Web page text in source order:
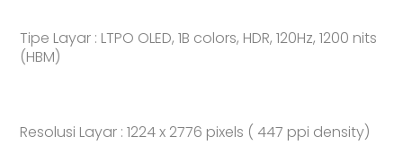
Tipe Layar : LTPO OLED, 1B colors, HDR, 120Hz, 1200 nits
(HBM)
Resolusi Layar : 1224 x 2776 pixels ( 447 ppi density)